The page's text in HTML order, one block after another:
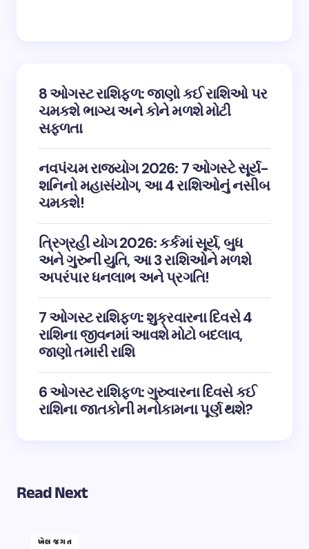
8 ઓગસ્ટ રાશિફળ: જાણો કઈ રાશિઓ પર
ચમકશે ભાગ્ય અને કોને મળશે મોટી
સફળતા
નવપંચમ રાજયોગ 2026: 7 ઓગસ્ટે સૂર્ય-
શનિનો મહાસંયોગ, આ 4 રાશિઓનું નસીબ
ચમકશે!
ત્રિગ્રહી યોગ 2026: કર્કમાં સૂર્ય, બુધ
અને ગુરુની યુતિ, આ 3 રાશિઓને મળશે
અપરંપાર ધનલાભ અને પ્રગતિ!
7 ઓગસ્ટ રાશિફળ: શુક્રવારના દિવસે 4
રાશિના જીવનમાં આવશે મોટો બદલાવ,
જાણો તમારી રાશિ
6 ઓગસ્ટ રાશિફળ: ગુરુવારના દિવસે કઈ
રાશિના જાતકોની મનોકામના પૂર્ણ થશે?
Read Next
ખેલ જગત